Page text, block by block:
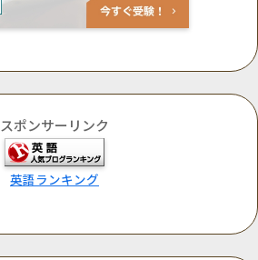
スポンサーリンク
英語ランキング